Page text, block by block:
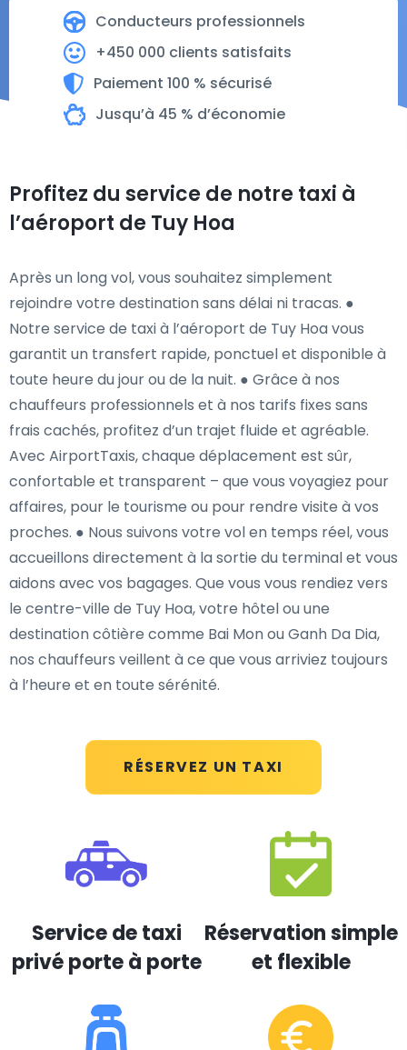
Conducteurs professionnels
+450 000 clients satisfaits
Paiement 100 % sécurisé
Jusqu’à 45 % d’économie
RÉSERVEZ UN TAXI
Profitez du service de notre taxi à
l’aéroport de Tuy Hoa
Après un long vol, vous souhaitez simplement
rejoindre votre destination sans délai ni tracas. ●
Notre service de taxi à l’aéroport de Tuy Hoa vous
garantit un transfert rapide, ponctuel et disponible à
toute heure du jour ou de la nuit. ● Grâce à nos
chauffeurs professionnels et à nos tarifs fixes sans
frais cachés, profitez d’un trajet fluide et agréable.
Avec AirportTaxis, chaque déplacement est sûr,
confortable et transparent – que vous voyagiez pour
affaires, pour le tourisme ou pour rendre visite à vos
proches. ● Nous suivons votre vol en temps réel, vous
accueillons directement à la sortie du terminal et vous
aidons avec vos bagages. Que vous vous rendiez vers
le centre-ville de Tuy Hoa, votre hôtel ou une
destination côtière comme Bai Mon ou Ganh Da Dia,
nos chauffeurs veillent à ce que vous arriviez toujours
à l’heure et en toute sérénité.
Service de taxi
privé porte à porte
Réservation simple
et flexible